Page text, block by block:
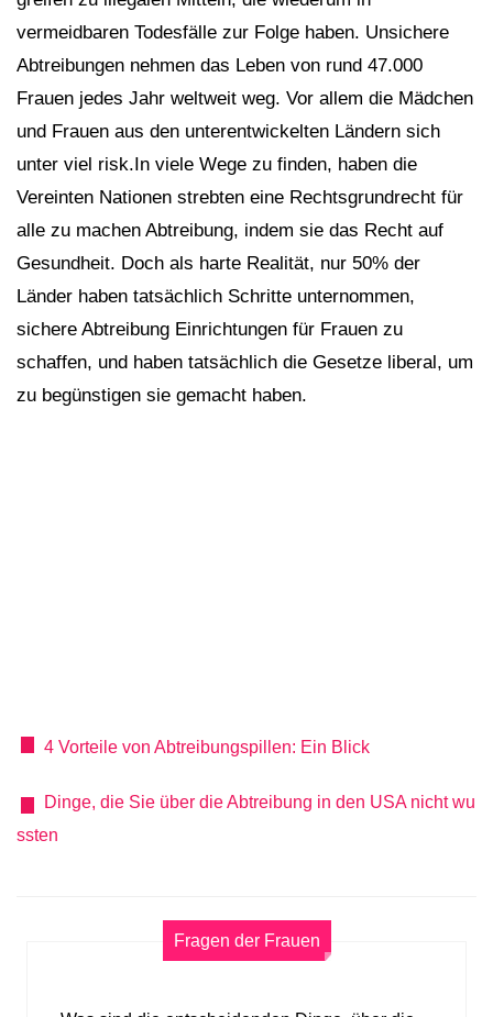
vermeidbaren Todesfälle zur Folge haben. Unsichere
Abtreibungen nehmen das Leben von rund 47.000
Frauen jedes Jahr weltweit weg. Vor allem die Mädchen
und Frauen aus den unterentwickelten Ländern sich
unter viel risk.In viele Wege zu finden, haben die
Vereinten Nationen strebten eine Rechtsgrundrecht für
alle zu machen Abtreibung, indem sie das Recht auf
Gesundheit. Doch als harte Realität, nur 50% der
Länder haben tatsächlich Schritte unternommen,
sichere Abtreibung Einrichtungen für Frauen zu
schaffen, und haben tatsächlich die Gesetze liberal, um
zu begünstigen sie gemacht haben.
4 Vorteile von Abtreibungspillen: Ein Blick
Dinge, die Sie über die Abtreibung in den USA nicht wu
ssten
Fragen der Frauen